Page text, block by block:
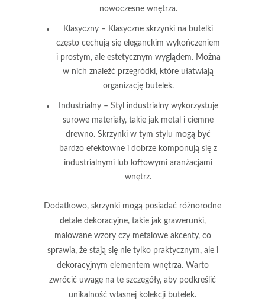
nowoczesne wnętrza.
Klasyczny – Klasyczne skrzynki na butelki
często cechują się eleganckim wykończeniem
i prostym, ale estetycznym wyglądem. Można
w nich znaleźć przegródki, które ułatwiają
organizację butelek.
Industrialny– Styl industrialny wykorzystuje
surowe materiały, takie jak metal i ciemne
drewno. Skrzynki w tym stylu mogą być
bardzo efektowne i dobrze komponują się z
industrialnymi lub loftowymi aranżacjami
wnętrz.
Dodatkowo, skrzynki mogą posiadać różnorodne
detale dekoracyjne, takie jak grawerunki,
malowane wzory czy metalowe akcenty, co
sprawia, że stają się nie tylko praktycznym, ale i
dekoracyjnym elementem wnętrza. Warto
zwrócić uwagę na te szczegóły, aby podkreślić
unikalność własnej kolekcji butelek.